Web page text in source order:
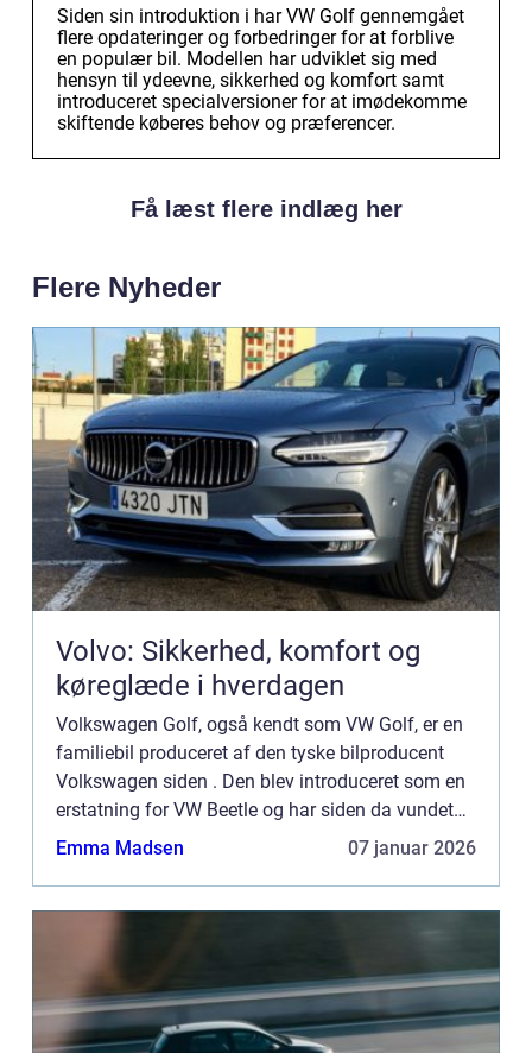
Siden sin introduktion i har VW Golf gennemgået
flere opdateringer og forbedringer for at forblive
en populær bil. Modellen har udviklet sig med
hensyn til ydeevne, sikkerhed og komfort samt
introduceret specialversioner for at imødekomme
skiftende køberes behov og præferencer.
Få læst flere indlæg her
Flere Nyheder
Volvo: Sikkerhed, komfort og
køreglæde i hverdagen
Volkswagen Golf, også kendt som VW Golf, er en
familiebil produceret af den tyske bilproducent
Volkswagen siden . Den blev introduceret som en
erstatning for VW Beetle og har siden da vundet
stor popularitet over hele verden. Præsentation...
Emma Madsen 07 januar 2026